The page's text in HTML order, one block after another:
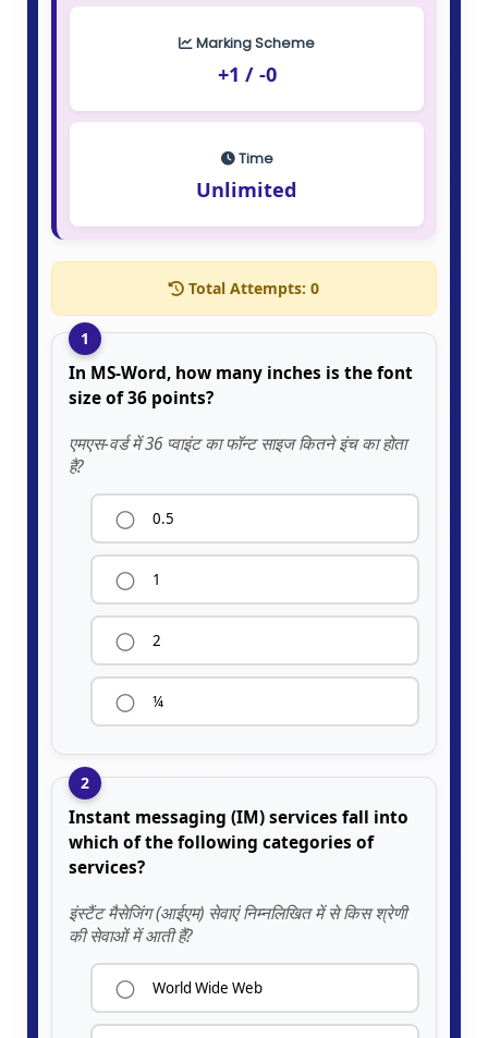
Marking Scheme
+1 / -0
Time
Unlimited
Total Attempts: 0
1
In MS-Word, how many inches is the font
size of 36 points?
एमएस-वर्ड में 36 प्वाइंट का फॉन्ट साइज कितने इंच का होता
है?
0.5
1
2
¼
2
Instant messaging (IM) services fall into
which of the following categories of
services?
इंस्टैंट मैसेजिंग (आईएम) सेवाएं निम्नलिखित में से किस श्रेणी
की सेवाओं में आती हैं?
World Wide Web